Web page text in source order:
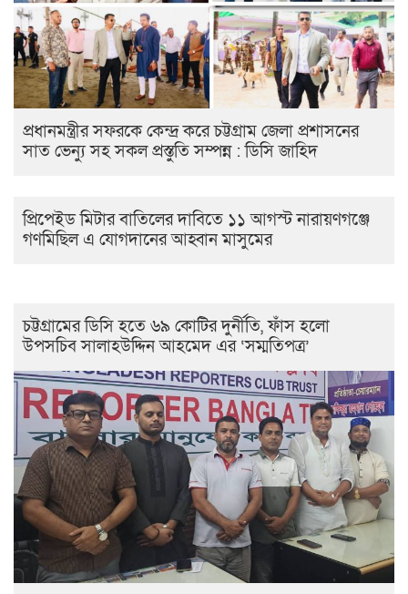
প্রধানমন্ত্রীর সফরকে কেন্দ্র করে চট্টগ্রাম জেলা প্রশাসনের
সাত ভেন্যু সহ সকল প্রস্তুতি সম্পন্ন : ডিসি জাহিদ
প্রিপেইড মিটার বাতিলের দাবিতে ১১ আগস্ট নারায়ণগঞ্জে
গণমিছিল এ যোগদানের আহ্বান মাসুমের
চট্টগ্রামের ডিসি হতে ৬৯ কোটির দুর্নীতি, ফাঁস হলো
উপসচিব সালাহউদ্দিন আহমেদ এর ‘সম্মতিপত্র’